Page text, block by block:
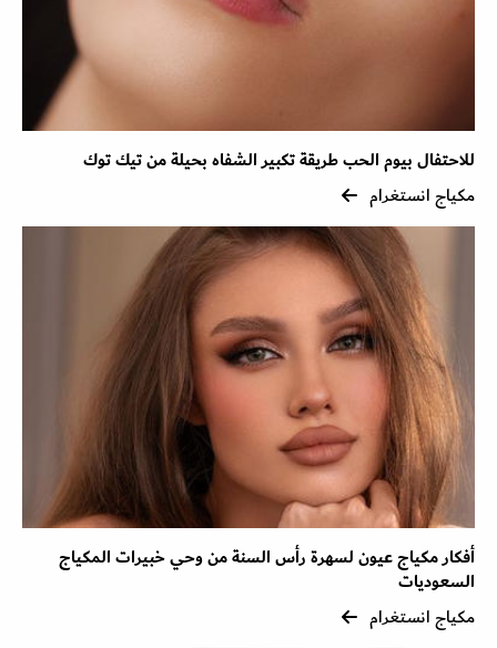
للاحتفال بيوم الحب طريقة تكبير الشفاه بحيلة من تيك توك
مكياج انستغرام
أفكار مكياج عيون لسهرة رأس السنة من وحي خبيرات المكياج
السعوديات
مكياج انستغرام